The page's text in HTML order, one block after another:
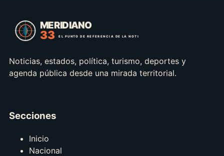
Noticias, estados, política, turismo, deportes y
agenda pública desde una mirada territorial.
Secciones
Inicio
Nacional